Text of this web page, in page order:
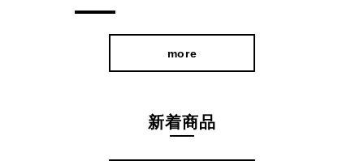
more
新着商品